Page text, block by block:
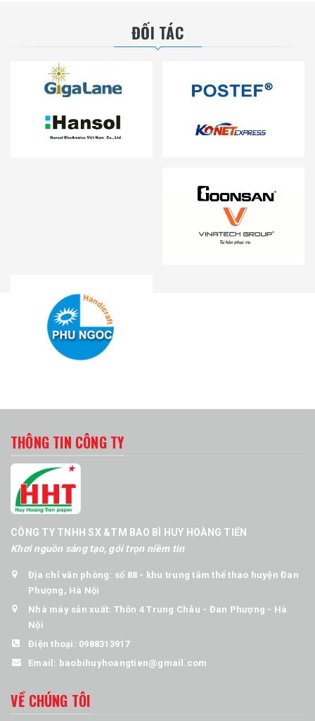
ĐỐI TÁC
THÔNG TIN CÔNG TY
CÔNG TY TNHH SX &TM BAO BÌ HUY HOÀNG TIẾN
Khơi nguồn sáng tạo, gói trọn niềm tin
Địa chỉ văn phòng: số 88 - khu trung tâm thể thao huyện Đan
Phượng, Hà Nội
Nhà máy sản xuất: Thôn 4 Trung Châu - Đan Phượng - Hà
Nội
Điện thoại: 0988313917
Email: baobihuyhoangtien@gmail.com
VỀ CHÚNG TÔI